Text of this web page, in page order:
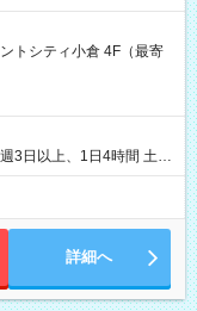
トシティ小倉 4F（最寄
3日以上、1日4時間 土曜
W
る時間を有効活用した
詳細へ